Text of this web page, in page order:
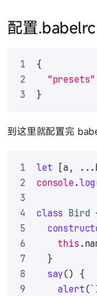
配置.babelrc
{
"presets"
}
到这里就配置完
let [a,
console .log
class Bird
this .
  }
say() {
alert(